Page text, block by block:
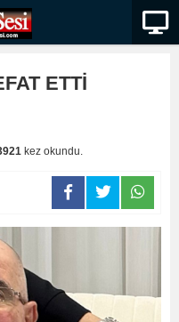
ETTİ
kez okundu.